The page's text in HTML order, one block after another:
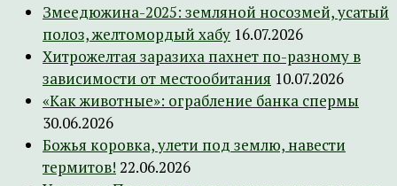
Змеедюжина-2025: земляной носозмей, усатый
полоз, желтомордый хабу 16.07.2026
Хитрожелтая заразиха пахнет по-разному в
зависимости от местообитания 10.07.2026
«Как животные»: ограбление банка спермы
30.06.2026
Божья коровка, улети под землю, навести
термитов! 22.06.2026